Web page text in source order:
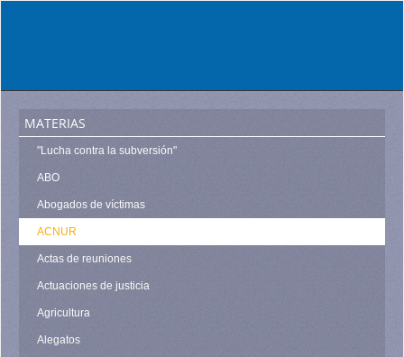
materias
"Lucha contra la subversión"
ABO
Abogados de víctimas
ACNUR
Actas de reuniones
Actuaciones de justicia
Agricultura
Alegatos